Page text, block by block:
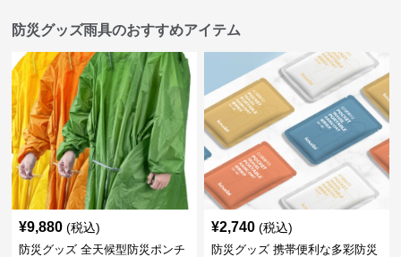
防災グッズ雨具のおすすめアイテム
¥9,880 (税込)
防災グッズ 全天候型防災ポンチ
¥2,740 (税込)
防災グッズ 携帯便利な多彩防災